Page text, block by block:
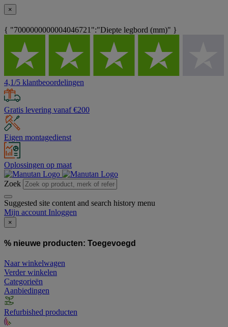
×
{ "7000000000004046721":"Diepte legbord (mm)" }
4,1/5 klantbeoordelingen
Gratis levering vanaf €200
Eigen montagedienst
Oplossingen op maat
Zoek
Suggested site content and search history menu
Mijn account Inloggen
×
% nieuwe producten: Toegevoegd
Naar winkelwagen
Verder winkelen
Categorieën
Aanbiedingen
Refurbished producten